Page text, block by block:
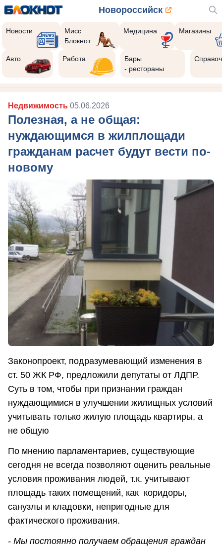
Новороссийск
Новости
Мисс
Блокнот
Медицина Магазины
Авто Работа
Бары
- рестораны
Недвижимость 05.06.2026
Полезная, а не общая:
нуждающимся в жилплощади
гражданам расчет будут вести по-
новому
Законопроект, подразумевающий изменения в
ст. 50 ЖК РФ, предложили депутаты от ЛДПР.
Суть в том, чтобы при признании граждан
нуждающимися в улучшении жилищных условий
учитывать только жилую площадь квартиры, а
не общую
По мнению парламентариев, существующие
сегодня не всегда позволяют оценить реальные
условия проживания людей, т.к. учитывают
площадь таких помещений, как коридоры,
санузлы и кладовки, непригодные для
фактического проживания.
- Мы постоянно получаем обращения граждан